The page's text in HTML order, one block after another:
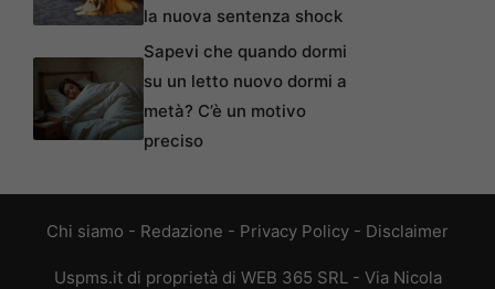
la nuova sentenza shock
Sapevi che quando dormi
su un letto nuovo dormi a
metà? C’è un motivo
preciso
Chi siamo - Redazione - Privacy Policy - Disclaimer
Uspms.it di proprietà di WEB 365 SRL - Via Nicola